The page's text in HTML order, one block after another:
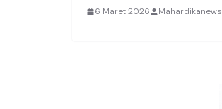
6 Maret 2026 Mahardikanews